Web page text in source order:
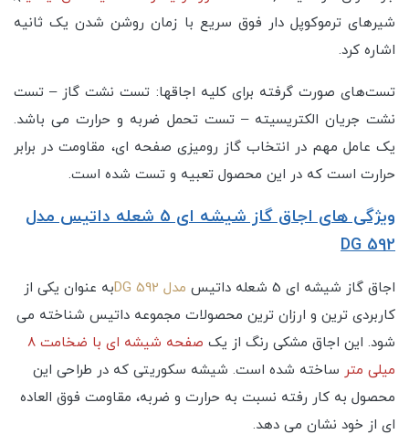
شیرهای ترموکوپل دار فوق سریع با زمان روشن شدن یک ثانیه
اشاره کرد.
تست‌های صورت گرفته برای کلیه اجاقها: تست نشت گاز – تست
نشت جریان الکتریسیته – تست تحمل ضربه و حرارت می باشد.
یک عامل مهم در انتخاب گاز رومیزی صفحه ای، مقاومت در برابر
حرارت است که در این محصول تعبیه و تست شده است.
ویژگی های اجاق گاز شیشه ای 5 شعله داتیس مدل
DG 592
اجاق گاز شیشه ای 5 شعله داتیس مدل DG 592
به عنوان یکی از
کاربردی ترین و ارزان ترین محصولات مجموعه داتیس شناخته می
شود. این اجاق مشکی رنگ از یک
صفحه شیشه ای با ضخامت 8
میلی متر ساخته شده است. شیشه سکوریتی که در طراحی این
محصول به کار رفته نسبت به حرارت و ضربه، مقاومت فوق العاده
ای از خود نشان می دهد.